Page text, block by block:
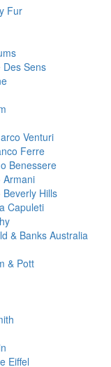
Fur
Des Sens
Venturi
Ferre
Benessere
Armani
Beverly Hills
Capuleti
& Banks Australia
& Pott
Eiffel